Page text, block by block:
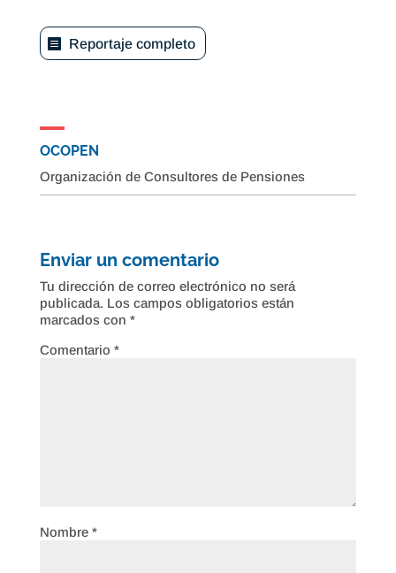
Reportaje completo
OCOPEN
Organización de Consultores de Pensiones
Enviar un comentario
Tu dirección de correo electrónico no será
publicada. Los campos obligatorios están
marcados con *
Comentario *
Nombre *